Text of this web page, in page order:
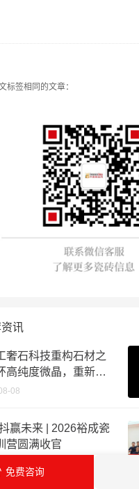
标签相同的文章：
讯
奢石科技重构石材之
高纯度微晶，重新定
料
08
赢未来 | 2026裕成瓷
营圆满收官
08
免费咨询